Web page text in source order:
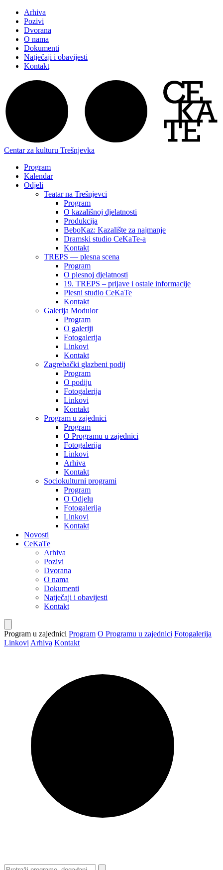
Arhiva
Pozivi
Dvorana
O nama
Dokumenti
Natječaji i obavijesti
Kontakt
Centar za kulturu Trešnjevka
Program
Kalendar
Odjeli
Teatar na Trešnjevci
Program
O kazališnoj djelatnosti
Produkcija
BeboKaz: Kazalište za najmanje
Dramski studio CeKaTe-a
Kontakt
TREPS — plesna scena
Program
O plesnoj djelatnosti
19. TREPS – prijave i ostale informacije
Plesni studio CeKaTe
Kontakt
Galerija Modulor
Program
O galeriji
Fotogalerija
Linkovi
Kontakt
Zagrebački glazbeni podij
Program
O podiju
Fotogalerija
Linkovi
Kontakt
Program u zajednici
Program
O Programu u zajednici
Fotogalerija
Linkovi
Arhiva
Kontakt
Sociokulturni programi
Program
O Odjelu
Fotogalerija
Linkovi
Kontakt
Novosti
CeKaTe
Arhiva
Pozivi
Dvorana
O nama
Dokumenti
Natječaji i obavijesti
Kontakt
Program u zajednici Program O Programu u zajednici Fotogalerija
Linkovi Arhiva Kontakt